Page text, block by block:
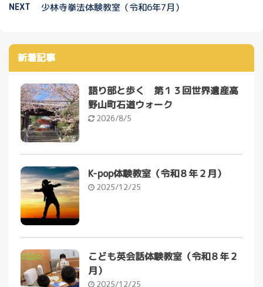
NEXT 少林寺拳法体験教室（令和6年7月）
新着記事
語り部と歩く 第１３回世界遺産高
野山町石道ウォーク
2026/8/5
K-pop体験教室（令和８年２月）
2025/12/25
こども英会話体験教室（令和８年２
月）
2025/12/25